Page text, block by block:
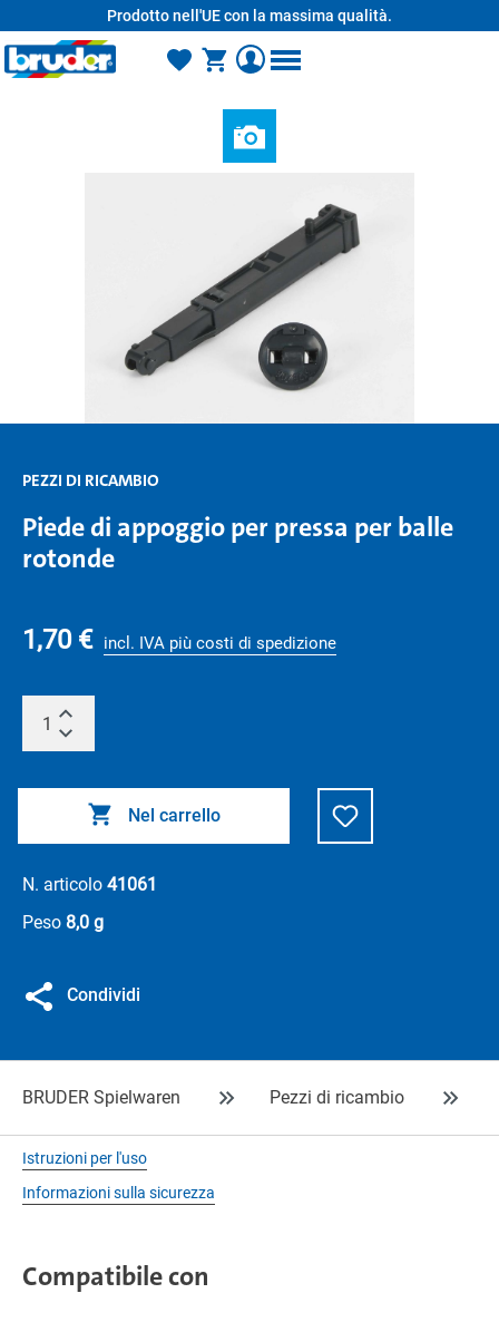
Prodotto nell'UE con la massima qualità.
PEZZI DI RICAMBIO
Piede di appoggio per pressa per balle
rotonde
1,70 € incl. IVA più costi di spedizione
Nel carrello
N. articolo 41061
Peso 8,0 g
Condividi
BRUDER Spielwaren Pezzi di ricambio
Istruzioni per l'uso
Informazioni sulla sicurezza
Compatibile con